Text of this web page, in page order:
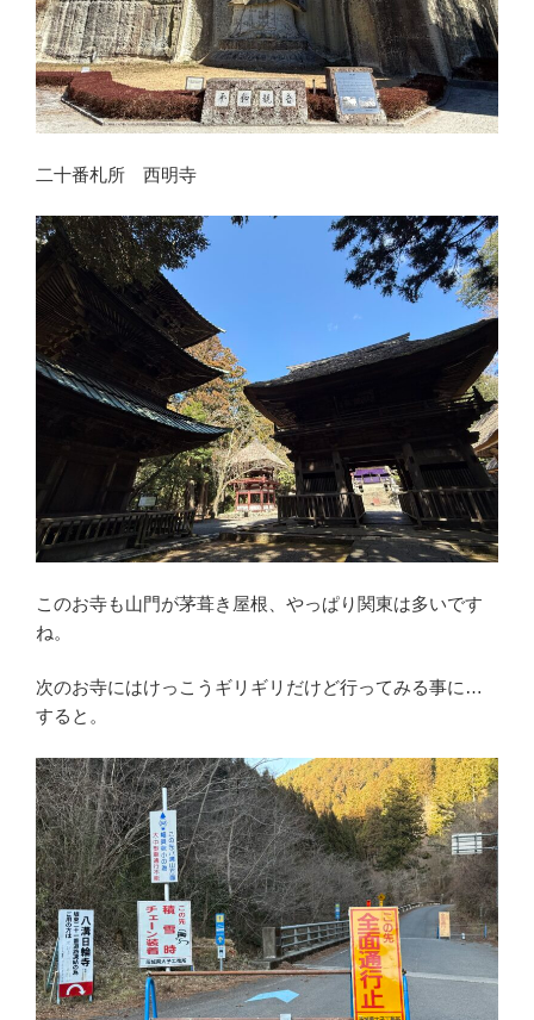
二十番札所 西明寺
このお寺も山門が茅葺き屋根、やっぱり関東は多いです
ね。
次のお寺にはけっこうギリギリだけど行ってみる事に…
すると。